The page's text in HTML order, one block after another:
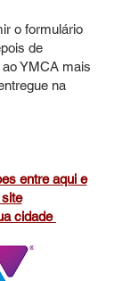
o formulário
de
YMCA mais
na
entre aqui e
cidade